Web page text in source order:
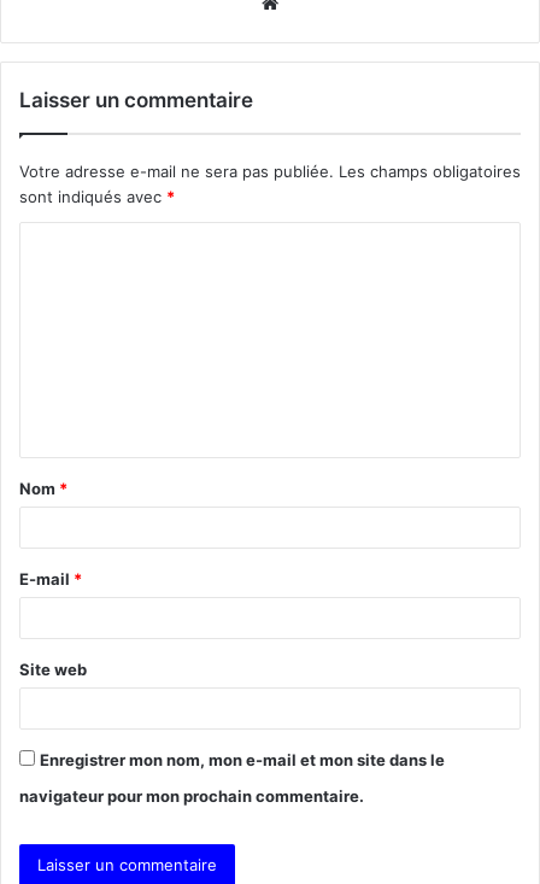
Laisser un commentaire
Votre adresse e-mail ne sera pas publiée. Les champs obligatoires
sont indiqués avec *
t
a
e
*
Nom *
E-mail *
Site web
Enregistrer mon nom, mon e-mail et mon site dans le
navigateur pour mon prochain commentaire.